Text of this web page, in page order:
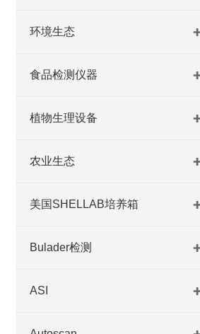
环境生态
食品检测仪器
植物生理设备
农业生态
美国SHELLAB培养箱
Bulader检测
ASI